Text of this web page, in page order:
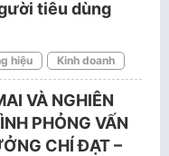
tiêu dùng
hiệu Kinh doanh
VÀ NGHIÊN
PHỎNG VẤN
CHÍ ĐẠT –